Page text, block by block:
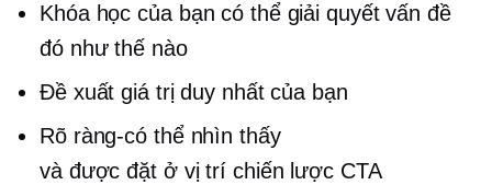
Khóa học của bạn có thể giải quyết vấn đề
đó như thế nào
Đề xuất giá trị duy nhất của bạn
Rõ ràng-có thể nhìn thấy
và được đặt ở vị trí chiến lượcCTA